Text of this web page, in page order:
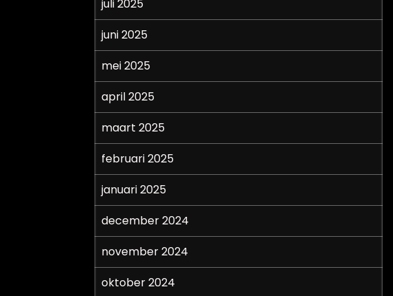
juli 2025
juni 2025
mei 2025
april 2025
maart 2025
februari 2025
januari 2025
december 2024
november 2024
oktober 2024